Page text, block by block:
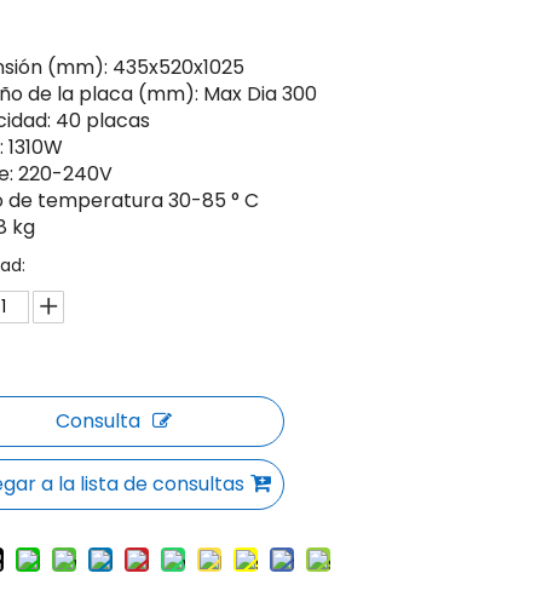
(mm): 435x520x1025
de la placa (mm): Max Dia 300
40 placas
220-240V
de temperatura 30-85 ° C
kg
Consulta
a la lista de consultas